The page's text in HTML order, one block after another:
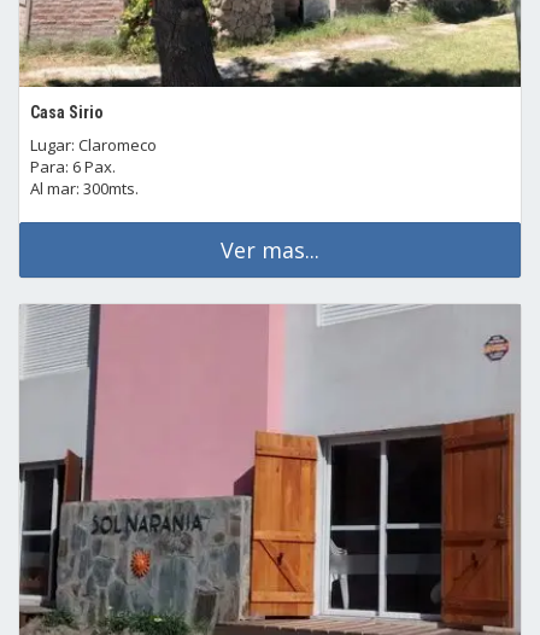
Casa Sirio
Lugar: Claromeco
Para: 6 Pax.
Al mar: 300mts.
Ver mas...